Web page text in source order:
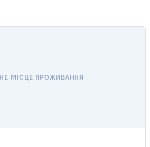
МІСЦЕ ПРОЖИВАННЯ